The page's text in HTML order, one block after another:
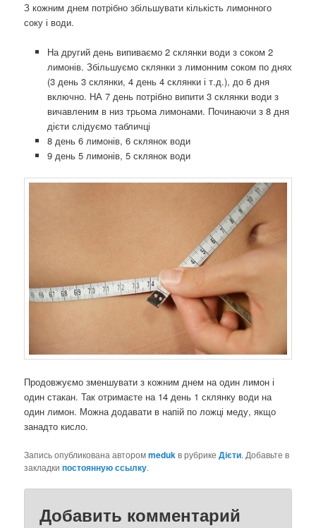
З кожним днем ​​потрібно збільшувати кількість лимонного
соку і води.
На другий день випиваємо 2 склянки води з соком 2
лимонів. Збільшуємо склянки з лимонним соком по днях
(3 день 3 склянки, 4 день 4 склянки і т.д.), до 6 дня
включно. НА 7 день потрібно випити 3 склянки води з
вичавленим в низ трьома лимонами. Починаючи з 8 дня
дієти слідуємо табличці
8 день 6 лимонів, 6 склянок води
9 день 5 лимонів, 5 склянок води
Продовжуємо зменшувати з кожним днем ​​на один лимон і
один стакан. Так отримаєте на 14 день 1 склянку води на
один лимон. Можна додавати в напій по ложці меду, якщо
занадто кисло.
Запись опубликована авторомmedukв рубрикеДієти. Добавьте в
закладкипостоянную ссылку.
Добавить комментарий